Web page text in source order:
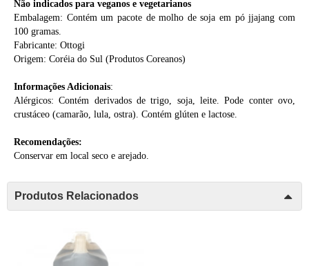
Não indicados para veganos e vegetarianos
Embalagem: Contém um pacote de molho de soja em pó jjajang com
100 gramas.
Fabricante: Ottogi
Origem: Coréia do Sul (Produtos Coreanos)
Informações Adicionais:
Alérgicos: Contém derivados de trigo, soja, leite. Pode conter ovo,
crustáceo (camarão, lula, ostra). Contém glúten e lactose.
Recomendações:
Conservar em local seco e arejado.
Produtos Relacionados